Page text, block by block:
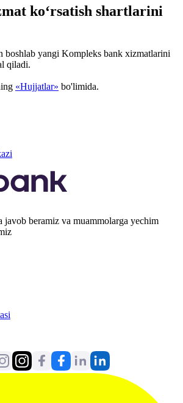
ko‘rsatish shartlarini
boshlab yangi Kompleks bank xizmatlarini
qiladi.
«Hujjatlar» bo'limida.
javob beramiz va muammolarga yechim